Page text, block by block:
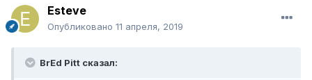
Esteve
Опубликовано 11 апреля, 2019
BrEd Pitt сказал: